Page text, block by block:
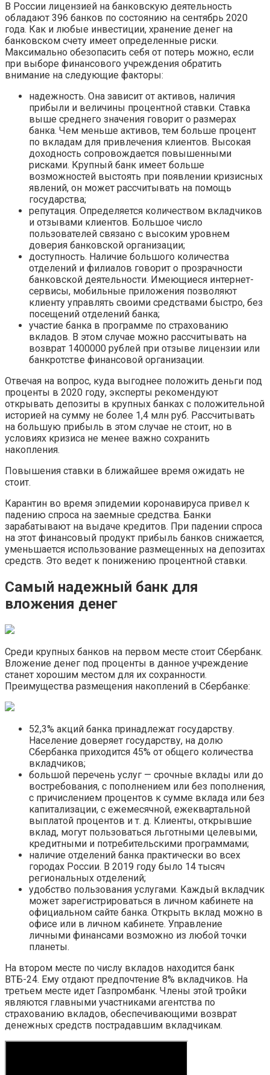
В России лицензией на банковскую деятельность
обладают 396 банков по состоянию на сентябрь 2020
года. Как и любые инвестиции, хранение денег на
банковском счету имеет определенные риски.
Максимально обезопасить себя от потерь можно, если
при выборе финансового учреждения обратить
внимание на следующие факторы:
надежность. Она зависит от активов, наличия
прибыли и величины процентной ставки. Ставка
выше среднего значения говорит о размерах
банка. Чем меньше активов, тем больше процент
по вкладам для привлечения клиентов. Высокая
доходность сопровождается повышенными
рисками. Крупный банк имеет больше
возможностей выстоять при появлении кризисных
явлений, он может рассчитывать на помощь
государства;
репутация. Определяется количеством вкладчиков
и отзывами клиентов. Большое число
пользователей связано с высоким уровнем
доверия банковской организации;
доступность. Наличие большого количества
отделений и филиалов говорит о прозрачности
банковской деятельности. Имеющиеся интернет-
сервисы, мобильные приложения позволяют
клиенту управлять своими средствами быстро, без
посещений отделений банка;
участие банка в программе по страхованию
вкладов. В этом случае можно рассчитывать на
возврат 1400000 рублей при отзыве лицензии или
банкротстве финансовой организации.
Отвечая на вопрос, куда выгоднее положить деньги под
проценты в 2020 году, эксперты рекомендуют
открывать депозиты в крупных банках с положительной
историей на сумму не более 1,4 млн руб. Рассчитывать
на большую прибыль в этом случае не стоит, но в
условиях кризиса не менее важно сохранить
накопления.
Повышения ставки в ближайшее время ожидать не
стоит.
Карантин во время эпидемии коронавируса привел к
падению спроса на заемные средства. Банки
зарабатывают на выдаче кредитов. При падении спроса
на этот финансовый продукт прибыль банков снижается,
уменьшается использование размещенных на депозитах
средств. Это ведет к понижению процентной ставки.
Самый надежный банк для
вложения денег
Среди крупных банков на первом месте стоит Сбербанк.
Вложение денег под проценты в данное учреждение
станет хорошим местом для их сохранности.
Преимущества размещения накоплений в Сбербанке:
52,3% акций банка принадлежат государству.
Население доверяет государству, на долю
Сбербанка приходится 45% от общего количества
вкладчиков;
большой перечень услуг — срочные вклады или до
востребования, с пополнением или без пополнения,
с причислением процентов к сумме вклада или без
капитализации, с ежемесячной, ежеквартальной
выплатой процентов и т. д. Клиенты, открывшие
вклад, могут пользоваться льготными целевыми,
кредитными и потребительскими программами;
наличие отделений банка практически во всех
городах России. В 2019 году было 14 тысяч
региональных отделений;
удобство пользования услугами. Каждый вкладчик
может зарегистрироваться в личном кабинете на
официальном сайте банка. Открыть вклад можно в
офисе или в личном кабинете. Управление
личными финансами возможно из любой точки
планеты.
На втором месте по числу вкладов находится банк
ВТБ-24. Ему отдают предпочтение 8% вкладчиков. На
третьем месте идет Газпромбанк. Члены этой тройки
являются главными участниками агентства по
страхованию вкладов, обеспечивающими возврат
денежных средств пострадавшим вкладчикам.